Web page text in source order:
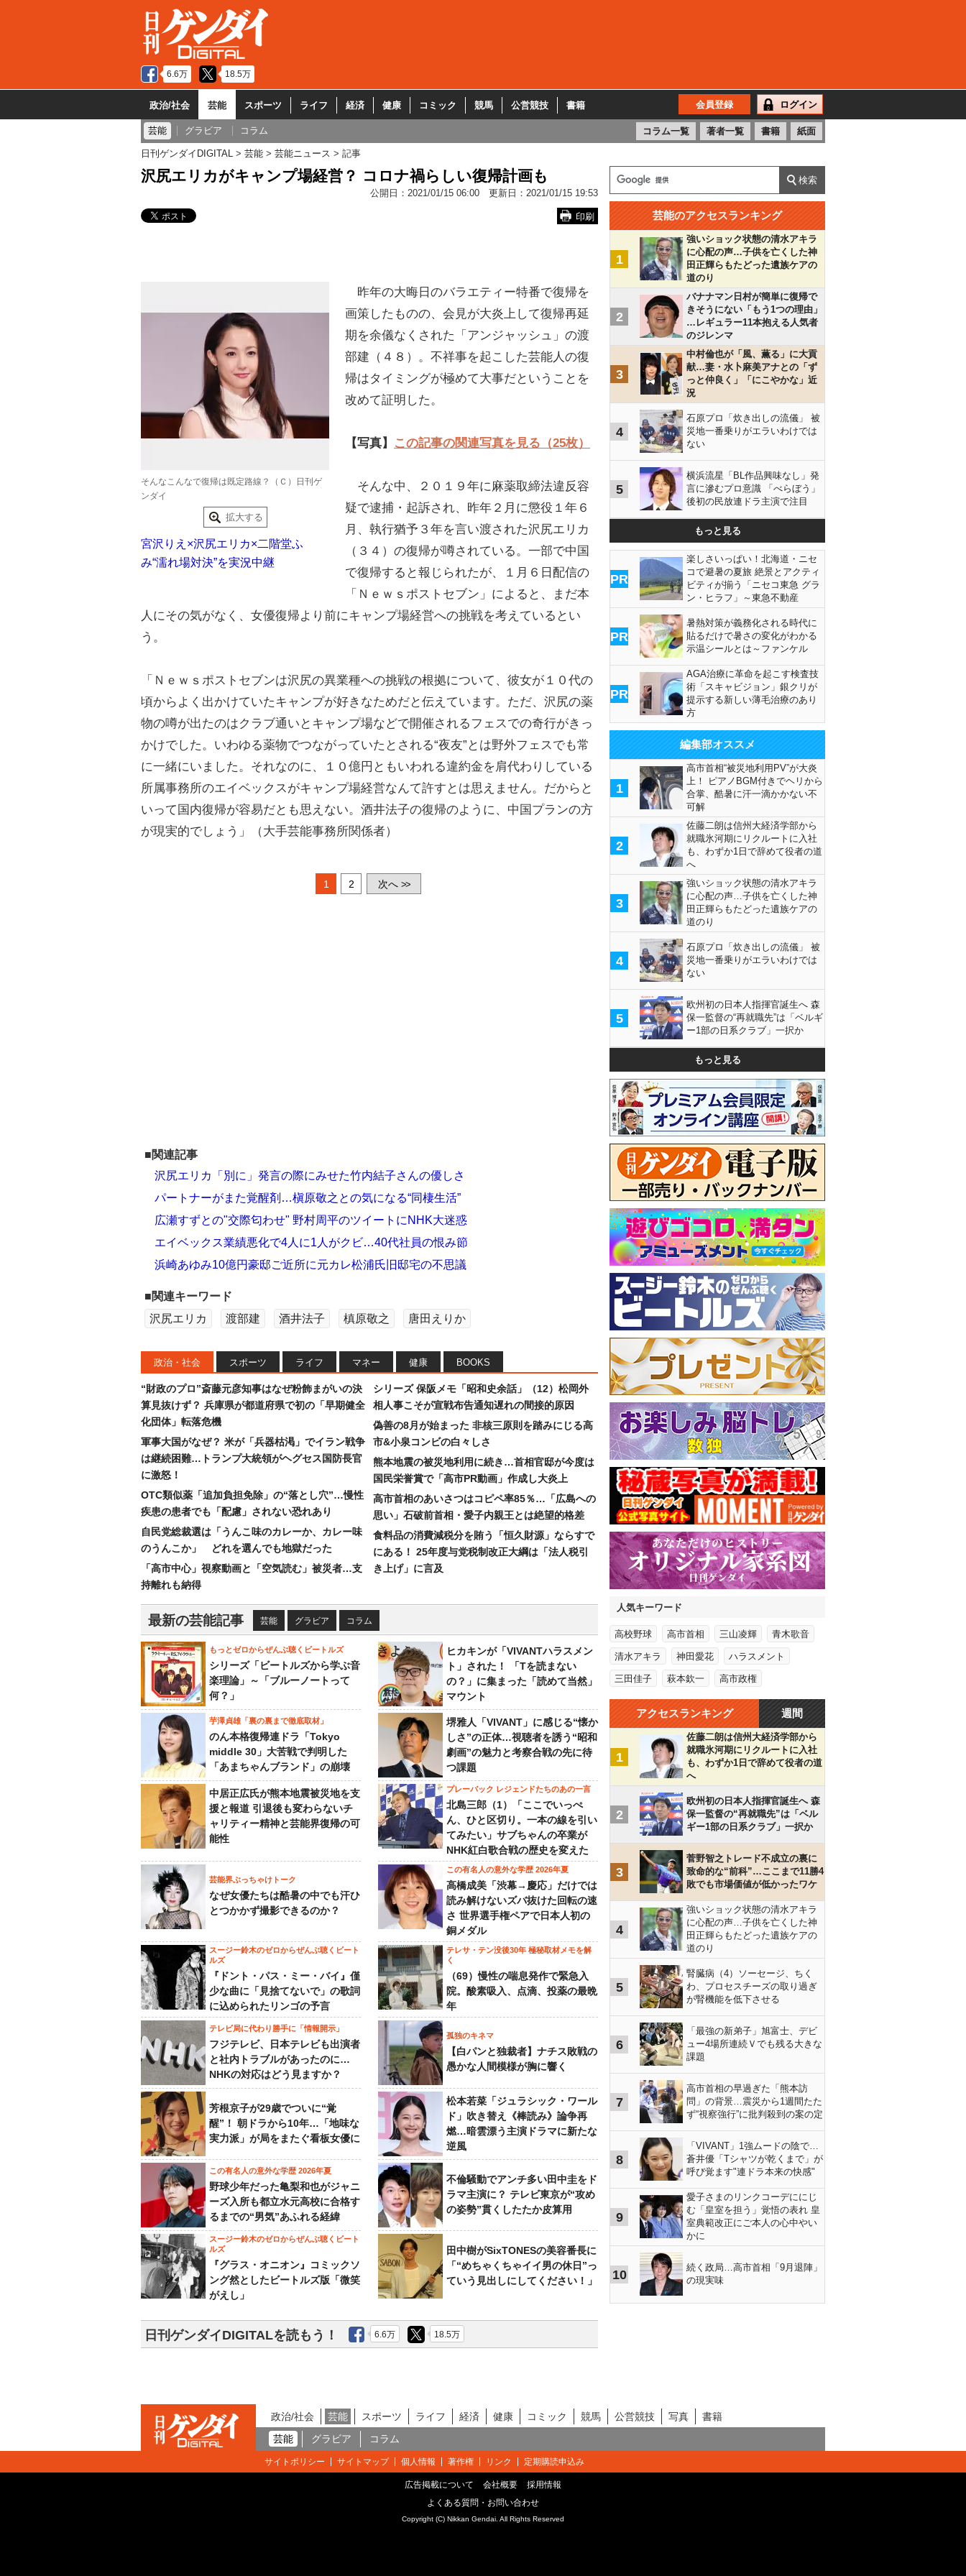
6.6万 18.5万
政治/社会 芸能 スポーツ ライフ 経済 健康 コミック 競馬 公営競技 書籍 会員登録 ログイン
芸能 グラビア コラム コラム一覧 著者一覧 書籍 紙面
日刊ゲンダイDIGITAL 芸能 芸能ニュース 記事
沢尻エリカがキャンプ場経営？ コロナ禍らしい復帰計画も
公開日： 2021/01/15 06:00 更新日： 2021/01/15 19:53
印刷
そんなこんなで復帰は既定路線？（Ｃ）日刊ゲ
ンダイ
拡大する
宮沢りえ×沢尻エリカ×二階堂ふ
み“濡れ場対決”を実況中継
昨年の大晦日のバラエティー特番で復帰を
画策したものの、会見が大炎上して復帰再延
期を余儀なくされた「アンジャッシュ」の渡
部建（４８）。不祥事を起こした芸能人の復
帰はタイミングが極めて大事だということを
改めて証明した。
【写真】 この記事の関連写真を見る（25枚）
そんな中、２０１９年に麻薬取締法違反容
疑で逮捕・起訴され、昨年２月に懲役１年６
月、執行猶予３年を言い渡された沢尻エリカ
（３４）の復帰が噂されている。一部で中国
で復帰すると報じられたが、１月６日配信の
「Ｎｅｗｓポストセブン」によると、まだ本
人にその気がなく、女優復帰より前にキャンプ場経営への挑戦を考えているとい
う。
「Ｎｅｗｓポストセブンは沢尻の異業種への挑戦の根拠について、彼女が１０代の
頃からよく出かけていたキャンプが好きなためだと伝えています。ただ、沢尻の薬
物の噂が出たのはクラブ通いとキャンプ場などで開催されるフェスでの奇行がきっ
かけでした。いわゆる薬物でつながっていたとされる“夜友”とは野外フェスでも常
に一緒にいました。それなのに、１０億円ともいわれる違約金を肩代わりしている
所属事務所のエイベックスがキャンプ場経営なんて許すとは思えません。だからと
いって国内復帰が容易だとも思えない。酒井法子の復帰のように、中国プランの方
が現実的でしょう」（大手芸能事務所関係者）
1 2 次へ >>
■関連記事
沢尻エリカ「別に」発言の際にみせた竹内結子さんの優しさ
パートナーがまた覚醒剤…槇原敬之との気になる“同棲生活”
広瀬すずとの"交際匂わせ" 野村周平のツイートにNHK大迷惑
エイベックス業績悪化で4人に1人がクビ…40代社員の恨み節
浜崎あゆみ10億円豪邸ご近所に元カレ松浦氏旧邸宅の不思議
■関連キーワード
沢尻エリカ
渡部建 酒井法子 槙原敬之 唐田えりか
政治・社会 スポーツ ライフ マネー 健康 BOOKS
“財政のプロ”斎藤元彦知事はなぜ粉飾まがいの決
算見抜けず？ 兵庫県が都道府県で初の「早期健全
化団体」転落危機
軍事大国がなぜ？ 米が「兵器枯渇」でイラン戦争
は継続困難…トランプ大統領がヘグセス国防長官
に激怒！
OTC類似薬「追加負担免除」の“落とし穴”…慢性
疾患の患者でも「配慮」されない恐れあり
自民党総裁選は「うんこ味のカレーか、カレー味
のうんこか」 どれを選んでも地獄だった
「高市中心」視察動画と「空気読む」被災者…支
持離れも納得
シリーズ 保阪メモ「昭和史余話」（12）松岡外
相人事こそが宣戦布告通知遅れの間接的原因
偽善の8月が始まった 非核三原則を踏みにじる高
市&小泉コンビの白々しさ
熊本地震の被災地利用に続き…首相官邸が今度は
国民栄誉賞で「高市PR動画」作成し大炎上
高市首相のあいさつはコピペ率85％…「広島への
思い」石破前首相・愛子内親王とは絶望的格差
食料品の消費減税分を賄う「恒久財源」ならすで
にある！ 25年度与党税制改正大綱は「法人税引
き上げ」に言及
最新の芸能記事 芸能 グラビア コラム
もっとゼロからぜんぶ聴くビートルズ
シリーズ「ビートルズから学ぶ音
楽理論」～「ブルーノートって
何？」
ヒカキンが「VIVANTハラスメン
ト」された！ 「Tを読まない
の？」に集まった「読めて当然」
マウント
芋澤貞雄「裏の裏まで徹底取材」
のん本格復帰連ドラ「Tokyo
middle 30」大苦戦で判明した
「あまちゃんブランド」の崩壊
堺雅人「VIVANT」に感じる“懐か
しさ”の正体…視聴者を誘う“昭和
劇画”の魅力と考察合戦の先に待
つ課題
中居正広氏が熊本地震被災地を支
援と報道 引退後も変わらないチ
ャリティー精神と芸能界復帰の可
能性
プレーバック レジェンドたちのあの一言
北島三郎（1）「ここでいっぺ
ん、ひと区切り。一本の線を引い
てみたい」サブちゃんの卒業が
NHK紅白歌合戦の歴史を変えた
芸能界ぶっちゃけトーク
なぜ女優たちは酷暑の中でも汗ひ
とつかかず撮影できるのか？
この有名人の意外な学歴 2026年夏
高橋成美「渋幕→慶応」だけでは
読み解けないズバ抜けた回転の速
さ 世界選手権ペアで日本人初の
銅メダル
スージー鈴木のゼロからぜんぶ聴くビート
ルズ
『ドント・パス・ミー・バイ』僅
少な曲に「見捨てないで」の歌詞
に込められたリンゴの予言
テレサ・テン没後30年 極秘取材メモを解
く
（69）慢性の喘息発作で緊急入
院。酸素吸入、点滴、投薬の最晩
年
テレビ局に代わり勝手に「情報開示」
フジテレビ、日本テレビも出演者
と社内トラブルがあったのに…
NHKの対応はどう見ますか？
孤独のキネマ
【白パンと独裁者】ナチス敗戦の
愚かな人間模様が胸に響く
芳根京子が29歳でついに“覚
醒”！ 朝ドラから10年…「地味な
実力派」が局をまたぐ看板女優に
松本若菜「ジュラシック・ワール
ド」吹き替え《棒読み》論争再
燃…暗雲漂う主演ドラマに新たな
逆風
この有名人の意外な学歴 2026年夏
野球少年だった亀梨和也がジャニ
ーズ入所も都立水元高校に合格す
るまでの“男気”あふれる経緯
不倫騒動でアンチ多い田中圭をド
ラマ主演に？ テレビ東京が“攻め
の姿勢”貫くしたたか皮算用
スージー鈴木のゼロからぜんぶ聴くビート
ルズ
『グラス・オニオン』コミックソ
ング然としたビートルズ版「微笑
がえし」
田中樹がSixTONESの美容番長に
「“めちゃくちゃイイ男の休日”っ
ていう見出しにしてください！」
日刊ゲンダイDIGITALを読もう！ 6.6万 18.5万
芸能のアクセスランキング
1
強いショック状態の清水アキラ
に心配の声…子供を亡くした神
田正輝らもたどった遺族ケアの
道のり
2
バナナマン日村が簡単に復帰で
きそうにない「もう1つの理由」
…レギュラー11本抱える人気者
のジレンマ
3
中村倫也が「風、薫る」に大貢
献…妻・水卜麻美アナとの「ず
っと仲良く」「にこやかな」近
況
4
石原プロ「炊き出しの流儀」 被
災地一番乗りがエラいわけでは
ない
5
横浜流星「BL作品興味なし」発
言に滲むプロ意識 「べらぼう」
後初の民放連ドラ主演で注目
もっと見る
PR
楽しさいっぱい！北海道・ニセ
コで避暑の夏旅 絶景とアクティ
ビティが揃う「ニセコ東急 グラ
ン・ヒラフ」～東急不動産
PR
暑熱対策が義務化される時代に
貼るだけで暑さの変化がわかる
示温シールとは～ファンケル
PR
AGA治療に革命を起こす検査技
術「スキャビジョン」銀クリが
提示する新しい薄毛治療のあり
方
編集部オススメ
1
高市首相“被災地利用PV”が大炎
上！ ピアノBGM付きでヘリから
合掌、酷暑に汗一滴かかない不
可解
2
佐藤二朗は信州大経済学部から
就職氷河期にリクルートに入社
も、わずか1日で辞めて役者の道
へ
3
強いショック状態の清水アキラ
に心配の声…子供を亡くした神
田正輝らもたどった遺族ケアの
道のり
4
石原プロ「炊き出しの流儀」 被
災地一番乗りがエラいわけでは
ない
5
欧州初の日本人指揮官誕生へ 森
保一監督の“再就職先”は「ベルギ
ー1部の日系クラブ」一択か
もっと見る
人気キーワード
高校野球 高市首相 三山凌輝 青木歌音
清水アキラ 神田愛花 ハラスメント
三田佳子 萩本欽一 高市政権
アクセスランキング 週間
1
佐藤二朗は信州大経済学部から
就職氷河期にリクルートに入社
も、わずか1日で辞めて役者の道
へ
2
欧州初の日本人指揮官誕生へ 森
保一監督の“再就職先”は「ベル
ギー1部の日系クラブ」一択か
3
菅野智之トレード不成立の裏に
致命的な“前科”…ここまで11勝4
敗でも市場価値が低かったワケ
4
強いショック状態の清水アキラ
に心配の声…子供を亡くした神
田正輝らもたどった遺族ケアの
道のり
5
腎臓病（4）ソーセージ、ちく
わ、プロセスチーズの取り過ぎ
が腎機能を低下させる
6
「最強の新弟子」旭富士、デビ
ュー4場所連続Ｖでも残る大きな
課題
7
高市首相の早過ぎた「熊本訪
問」の背景…震災から1週間たた
ず“視察強行”に批判殺到の案の定
8
「VIVANT」1強ムードの陰で…
蒼井優「Tシャツが乾くまで」が
呼び覚ます"連ドラ本来の快感"
9
愛子さまのリンクコーデににじ
む「皇室を担う」覚悟の表れ 皇
室典範改正にご本人の心中やい
かに
10
続く政局…高市首相「9月退陣」
の現実味
政治/社会 芸能 スポーツ ライフ 経済 健康 コミック 競馬 公営競技 写真
書籍
芸能
グラビア コラム
サイトポリシー サイトマップ 個人情報 著作権 リンク 定期購読申込み
広告掲載について 会社概要
採用情報
よくある質問・お問い合わせ
Copyright (C) Nikkan Gendai. All Rights Reserved